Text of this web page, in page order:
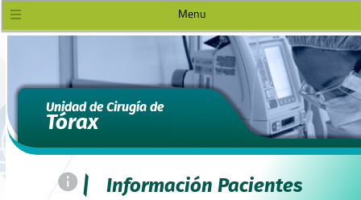
Menu
Unidad de Cirugía de
Tórax
= | Información Pacientes